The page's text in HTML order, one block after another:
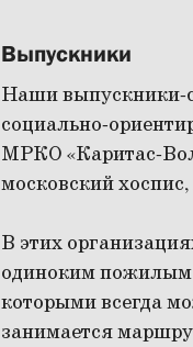
Выпускники
Наши выпускники-
социально-
МРКО «Каритас-
московский
В этих
одиноким пожилым
которыми всегда
занимается